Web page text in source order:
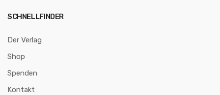
SCHNELLFINDER
Der Verlag
Shop
Spenden
Kontakt